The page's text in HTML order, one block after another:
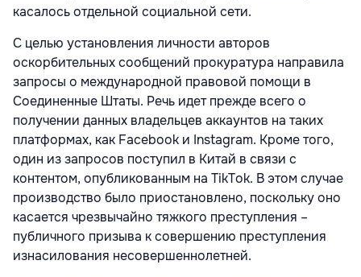
касалось отдельной социальной сети.
С целью установления личности авторов
оскорбительных сообщений прокуратура направила
запросы о международной правовой помощи в
Соединенные Штаты. Речь идет прежде всего о
получении данных владельцев аккаунтов на таких
платформах, как Facebook и Instagram. Кроме того,
один из запросов поступил в Китай в связи с
контентом, опубликованным на TikTok. В этом случае
производство было приостановлено, поскольку оно
касается чрезвычайно тяжкого преступления –
публичного призыва к совершению преступления
изнасилования несовершеннолетней.